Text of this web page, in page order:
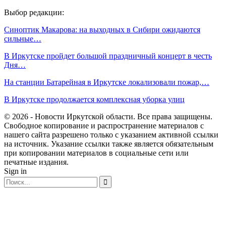
Выбор редакции:
Синоптик Макарова: на выходных в Сибири ожидаются
сильные…
В Иркутске пройдет большой праздничный концерт в честь
Дня…
На станции Батарейная в Иркутске локализовали пожар,…
В Иркутске продолжается комплексная уборка улиц
© 2026 - Новости Иркутской области. Все права защищены.
Свободное копирование и распространение материалов с
нашего сайта разрешено только с указанием активной ссылки
на источник. Указание ссылки также является обязательным
при копировании материалов в социальные сети или
печатные издания.
Sign in